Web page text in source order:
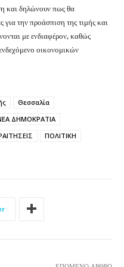
και δηλώνουν πως θα
για την προάσπιση της τιμής και
με ενδιαφέρον, καθώς
οικονομικών
Θεσσαλία
ΔΗΜΟΚΡΑΤΙΑ
ΠΟΛΙΤΙΚΗ